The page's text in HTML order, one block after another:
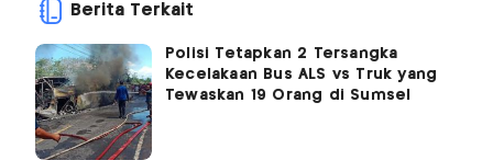
Berita Terkait
Polisi Tetapkan 2 Tersangka
Kecelakaan Bus ALS vs Truk yang
Tewaskan 19 Orang di Sumsel